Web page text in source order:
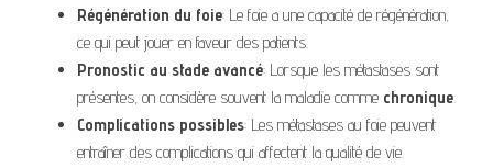
Régénération du foie: Le foie a une capacité de régénération,
ce qui peut jouer en faveur des patients.
Pronostic au stade avancé: Lorsque les métastases sont
présentes, on considère souvent la maladie comme chronique.
Complications possibles: Les métastases au foie peuvent
entraîner des complications qui affectent la qualité de vie.